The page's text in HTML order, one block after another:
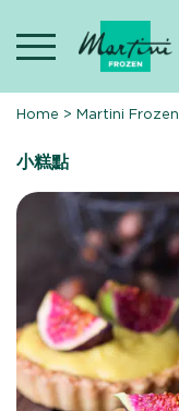
content
Home >Martini Frozen
小糕點